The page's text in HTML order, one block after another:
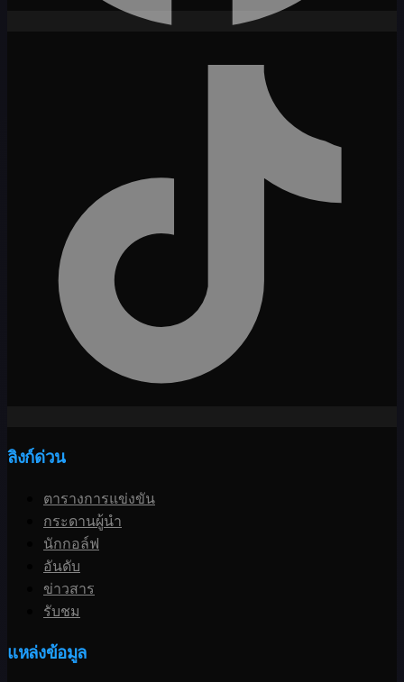
ลิงก์ด่วน
ตารางการแข่งขัน
กระดานผู้นำ
นักกอล์ฟ
อันดับ
ข่าวสาร
รับชม
แหล่งข้อมูล